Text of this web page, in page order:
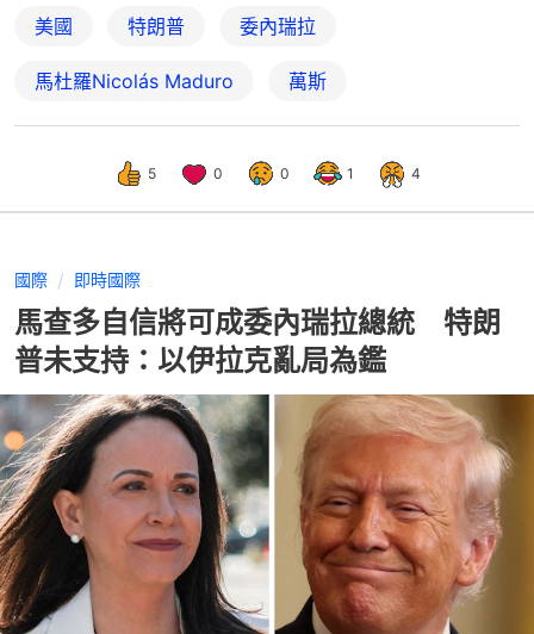
美國 特朗普 委內瑞拉
馬杜羅Nicolás Maduro 萬斯
5 0 0 1 4
國際 即時國際
馬查多自信將可成委內瑞拉總統 特朗
普未支持：以伊拉克亂局為鑑